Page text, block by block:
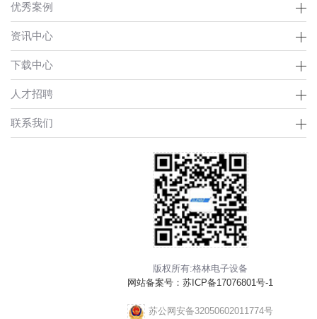
优秀案例
资讯中心
下载中心
人才招聘
联系我们
版权所有:格林电子设备
网站备案号： 苏ICP备17076801号-1
苏公网安备32050602011774号